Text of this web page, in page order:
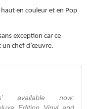
en couleur et en Pop
exception car ce
un chef d’œuvre.
available now:
Edition Vinyl and